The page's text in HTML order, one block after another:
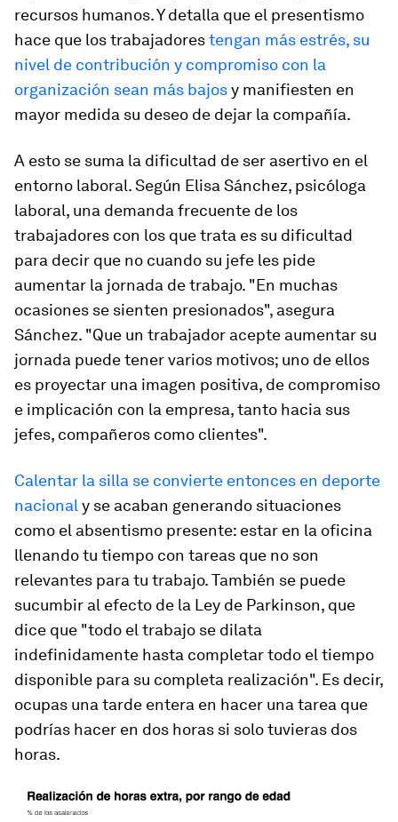
recursos humanos. Y detalla que el presentismo
hace que los trabajadorestengan más estrés, su
nivel de contribución y compromiso con la
organización sean más bajosy manifiesten en
mayor medida su deseo de dejar la compañía.
A esto se suma la dificultad de ser asertivo en el
entorno laboral. Según Elisa Sánchez, psicóloga
laboral, una demanda frecuente de los
trabajadores con los que trata es su dificultad
para decir que no cuando su jefe les pide
aumentar la jornada de trabajo. "En muchas
ocasiones se sienten presionados", asegura
Sánchez. "Que un trabajador acepte aumentar su
jornada puede tener varios motivos; uno de ellos
es proyectar una imagen positiva, de compromiso
e implicación con la empresa, tanto hacia sus
jefes, compañeros como clientes".
Calentar la silla se convierte entonces en deporte
nacional y se acaban generando situaciones
como el absentismo presente: estar en la oficina
llenando tu tiempo con tareas que no son
relevantes para tu trabajo. También se puede
sucumbir al efecto de la Ley de Parkinson, que
dice que "todo el trabajo se dilata
indefinidamente hasta completar todo el tiempo
disponible para su completa realización". Es decir,
ocupas una tarde entera en hacer una tarea que
podrías hacer en dos horas si solo tuvieras dos
horas.